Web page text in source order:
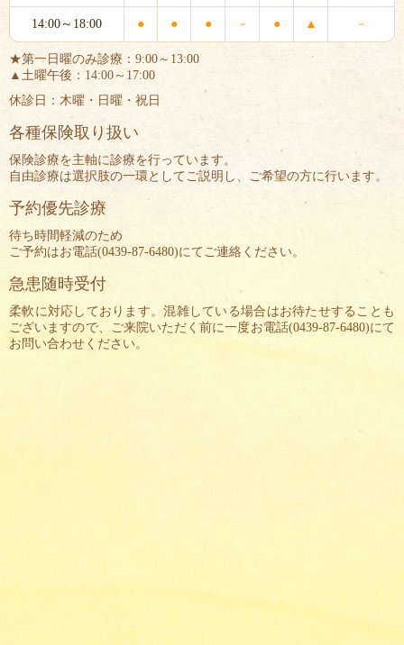
14:00～18:00 ● ● ● － ● ▲ －
★第一日曜のみ診療：9:00～13:00
▲土曜午後：14:00～17:00
休診日：木曜・日曜・祝日
各種保険取り扱い
保険診療を主軸に診療を行っています。
自由診療は選択肢の一環としてご説明し、ご希望の方に行います。
予約優先診療
待ち時間軽減のため
ご予約はお電話(0439-87-6480)にてご連絡ください。
急患随時受付
柔軟に対応しております。混雑している場合はお待たせすることも
ございますので、ご来院いただく前に一度お電話(0439-87-6480)にて
お問い合わせください。